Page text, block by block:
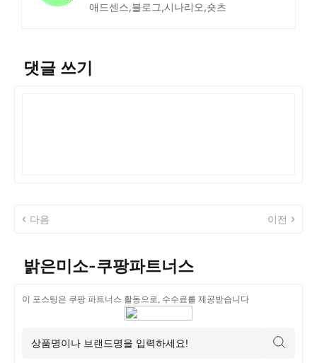
애드센스,블로그,시나리오,숏츠
댓글 쓰기
다음 이전
밝은미소-쿠팡파트너스
이 포스팅은 쿠팡 파트너스 활동으로, 수수료를 제공받습니다